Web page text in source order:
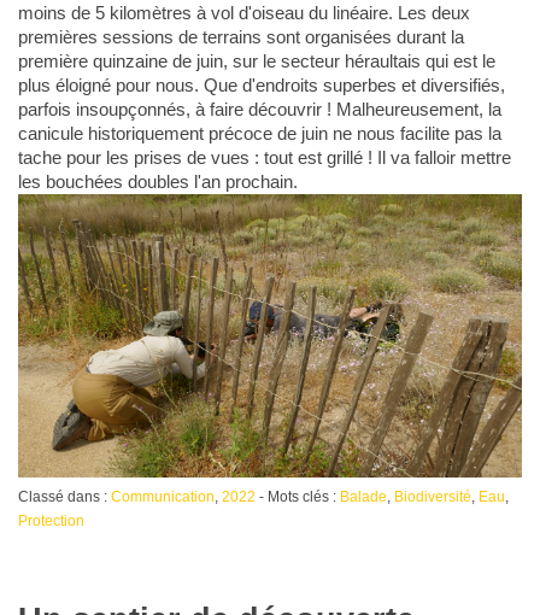
moins de 5 kilomètres à vol d'oiseau du linéaire. Les deux
premières sessions de terrains sont organisées durant la
première quinzaine de juin, sur le secteur héraultais qui est le
plus éloigné pour nous. Que d'endroits superbes et diversifiés,
parfois insoupçonnés, à faire découvrir ! Malheureusement, la
canicule historiquement précoce de juin ne nous facilite pas la
tache pour les prises de vues : tout est grillé ! Il va falloir mettre
les bouchées doubles l'an prochain.
Classé dans : Communication 2022 - Mots clés : Balade Biodiversité Eau
Protection